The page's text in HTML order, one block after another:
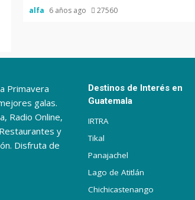
alfa 6 años ago 27560
Primavera
galas.
Radio Online,
y
Disfruta de
Destinos de Interés en
Guatemala
IRTRA
Tikal
Panajachel
Lago de Atitlán
Chichicastenango